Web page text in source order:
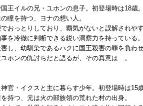
王イルの兄・ユホンの息子。初登場時は18歳。
瞳を持つ、ヨナの想い人。
おっとりしており、覇気がないと誤解されやす
を冷徹に判断できる鋭い洞察力を持っている。
し、幼馴染であるハクに国王殺害の罪を負わせ
ホンの仇討ちだと語るが、その真意は…。
官・イクスと主に暮らす少年。初登場時は15歳
持つ、元は火の部族領の荒れた村の出身。